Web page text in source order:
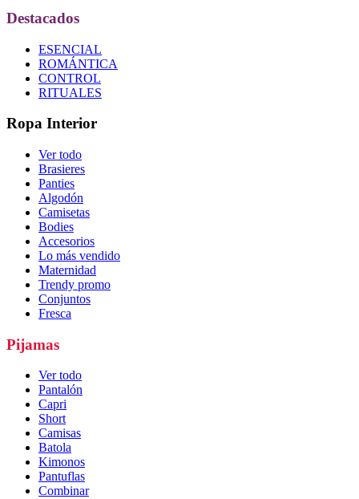
Destacados
ESENCIAL
ROMÁNTICA
CONTROL
RITUALES
Ropa Interior
Ver todo
Brasieres
Panties
Algodón
Camisetas
Bodies
Accesorios
Lo más vendido
Maternidad
Trendy promo
Conjuntos
Fresca
Pijamas
Ver todo
Pantalón
Capri
Short
Camisas
Batola
Kimonos
Pantuflas
Combinar